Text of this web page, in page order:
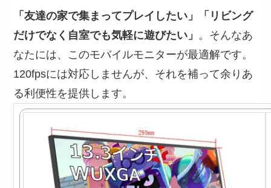
「友達の家で集まってプレイしたい」「リビング
だけでなく自室でも気軽に遊びたい」 。そんなあ
なたには、このモバイルモニターが最適解です。
120fpsには対応しませんが、それを補って余りあ
る利便性を提供します。